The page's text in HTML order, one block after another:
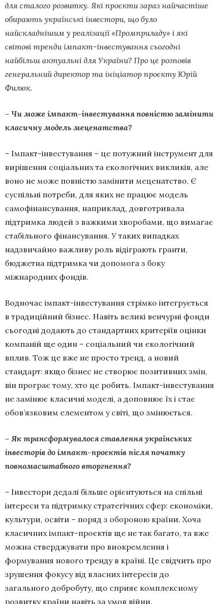
для сталого розвитку. Які проєкти зараз найчастіше
обирають українські інвестори, що було
найскладнішим у реалізації «Промприладу» і які
світові тренди імпакт-інвестування сьогодні
найбільш актуальні для України? Про це розповів
генеральний директор та ініціатор проєкту Юрій
Филюк.
– Чи може імпакт-інвестування повністю замінити
класичну модель меценатства?
– Імпакт-інвестування – це потужний інструмент для
вирішення соціальних та екологічних викликів, але
воно не може повністю замінити меценатство. Є
суспільні потреби, для яких не працює модель
самофінансування, наприклад, довготривала
підтримка людей з важкими хворобами, що вимагає
стабільного фінансування. У таких випадках
надзвичайно важливу роль відіграють гранти,
бюджетна підтримка чи допомога з боку
міжнародних фондів.
Водночас імпакт-інвестування стрімко інтегрується
в традиційний бізнес. Навіть великі венчурні фонди
сьогодні додають до стандартних критеріїв оцінки
компаній ще один – соціальний чи екологічний
вплив. Тож це вже не просто тренд, а новий
стандарт: якщо бізнес не створює позитивних змін,
він програє тому, хто це робить. Імпакт-інвестування
не замінює класичні моделі, а доповнює їх і стає
обов’язковим елементом у світі, що змінюється.
– Як трансформувалося ставлення українських
інвесторів до імпакт-проєктів після початку
повномасштабного вторгнення?
– Інвестори дедалі більше орієнтуються на спільні
інтереси та підтримку стратегічних сфер: економіки,
культури, освіти – поряд з обороною країни. Хоча
класичних імпакт-проєктів ще не так багато, та вже
можна стверджувати про виокремлення і
формування нового тренду в країні. Це свідчить про
зрушення фокусу від власних інтересів до
загального добробуту, що сприяє комплексному
розвитку країни навіть за умов війни.